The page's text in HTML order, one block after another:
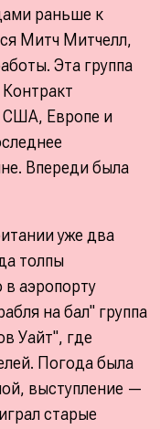
раньше к
Митч Митчелл,
Эта группа
Контракт
США, Европе и
Впереди была
уже два
толпы
в аэропорту
на бал" группа
Уайт", где
Погода была
выступление —
старые